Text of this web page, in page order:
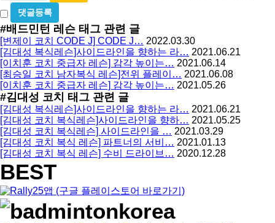
방
지
비
밀
글
사
용
#배드민턴 레슨 태그 관련 글
[변제이 코치 CODE J] CODE J… 2022.03.30
[김대성 복식레슨]사이드라인을 향하는 라… 2021.06.21
[이치훈 코치 중급자 레슨] 감각 높이는… 2021.06.14
[최승일 코치 남자복식 레슨]전위 플레이… 2021.06.08
[이치훈 코치 중급자 레슨] 감각 높이는… 2021.05.26
#김대성 코치 태그 관련 글
[김대성 복식레슨]사이드라인을 향하는 라… 2021.06.21
[김대성 코치 복식레슨]사이드라인을 향하… 2021.05.25
[김대성 코치 복식레슨] 사이드라인을 … 2021.03.29
[김대성 코치 복식 레슨] 파트너의 서비… 2021.01.13
[김대성 코치 복식 레슨] 수비 드라이브… 2020.12.28
BEST